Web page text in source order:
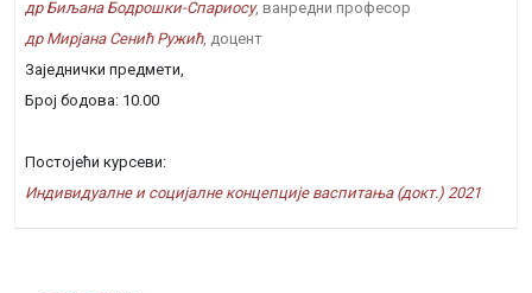
др Биљана Бодрошки-Спариосу, ванредни професор
др Мирјана Сенић Ружић, доцент
Заједнички предмети,
Број бодова: 10.00
Постојећи курсеви:
Индивидуалне и социјалне концепције васпитања (докт.) 2021